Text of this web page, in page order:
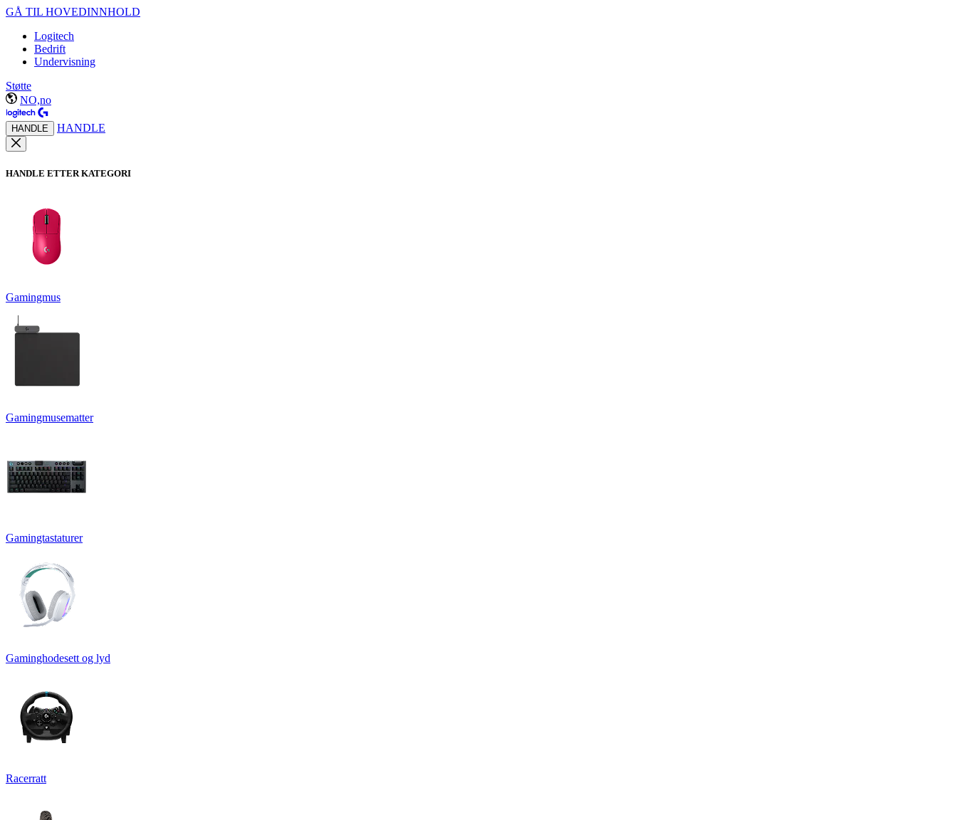
GÅ TIL HOVEDINNHOLD
Logitech
Bedrift
Undervisning
Støtte
NO,no
HANDLE HANDLE
HANDLE ETTER KATEGORI
Gamingmus
Gamingmusematter
Gamingtastaturer
Gaminghodesett og lyd
Racerratt